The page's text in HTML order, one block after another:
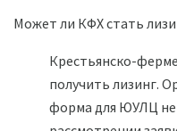
Может ли КФХ стать
Крестьянско-
получить лизинг.
форма для ЮУЛЦ не